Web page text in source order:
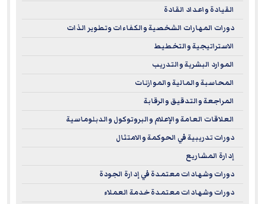
القيادة واعداد القادة
دورات المهارات الشخصية والكفاءات وتطوير الذات
الاستراتيجية والتخطيط
الموارد البشرية والتدريب
المحاسبة والمالية والموازنات
المراجعة والتدقيق والرقابة
العلاقات العامة والإعلام والبروتوكول والدبلوماسية
دورات تدريبية في الحوكمة والامتثال
إدارة المشاريع
دورات وشهادات معتمدة في إدارة الجودة
دورات وشهادات معتمدة خدمة العملاء